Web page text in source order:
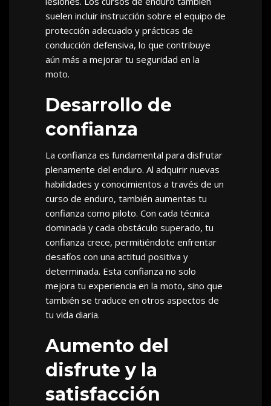
suelen incluir instrucción sobre el equipo de
protección adecuado y prácticas de
conducción defensiva, lo que contribuye
aún más a mejorar tu seguridad en la
moto.
Desarrollo de
confianza
La confianza es fundamental para disfrutar
plenamente del enduro. Al adquirir nuevas
habilidades y conocimientos a través de un
curso de enduro, también aumentas tu
confianza como piloto. Con cada técnica
dominada y cada obstáculo superado, tu
confianza crece, permitiéndote enfrentar
desafíos con una actitud positiva y
determinada. Esta confianza no solo
mejora tu experiencia en la moto, sino que
también se traduce en otros aspectos de
tu vida diaria.
Aumento del
disfrute y la
satisfacción